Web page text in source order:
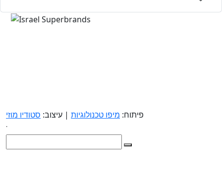
פיתוח: מיפו טכנולוגיות | עיצוב: סטודיו מוזי
.